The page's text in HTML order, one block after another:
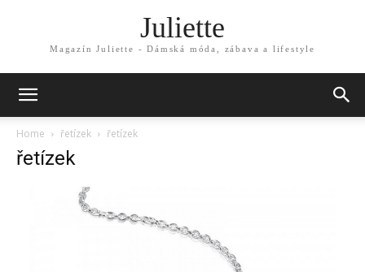
Juliette
Magazín Juliette - Dámská móda, zábava a lifestyle
Home řetízek řetízek
řetízek